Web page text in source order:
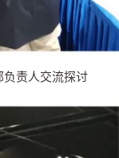
责人交流探讨